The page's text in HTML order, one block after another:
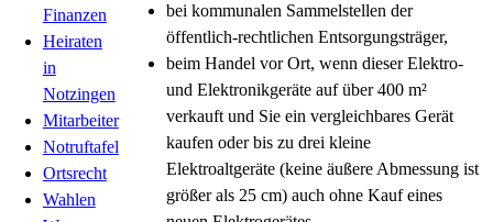
Finanzen
Heiraten
in
Notzingen
Mitarbeiter
Notruftafel
Ortsrecht
Wahlen
bei kommunalen Sammelstellen der
öffentlich-rechtlichen Entsorgungsträger,
beim Handel vor Ort, wenn dieser Elektro-
und Elektronikgeräte auf über 400 m²
verkauft und Sie ein vergleichbares Gerät
kaufen oder bis zu drei kleine
Elektroaltgeräte (keine äußere Abmessung ist
größer als 25 cm) auch ohne Kauf eines